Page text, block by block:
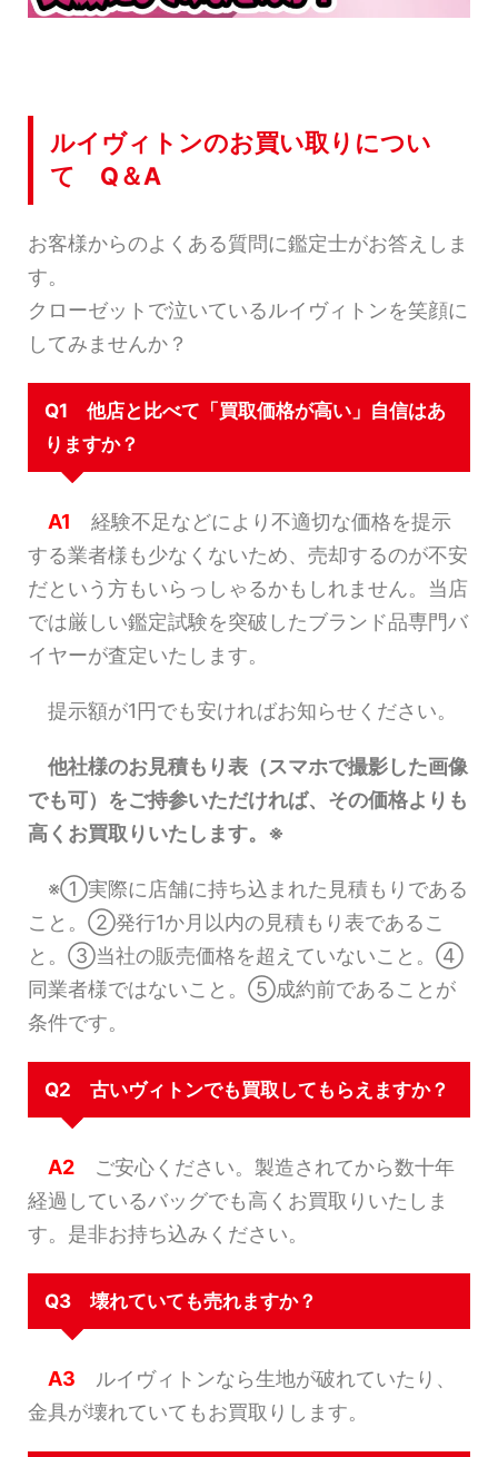
ルイヴィトンのお買い取りについ
て Q＆A
お客様からのよくある質問に鑑定士がお答えしま
す。
クローゼットで泣いているルイヴィトンを笑顔に
してみませんか？
Q1 他店と比べて「買取価格が高い」自信はあ
りますか？
A1 経験不足などにより不適切な価格を提示
する業者様も少なくないため、売却するのが不安
だという方もいらっしゃるかもしれません。当店
では厳しい鑑定試験を突破したブランド品専門バ
イヤーが査定いたします。
提示額が1円でも安ければお知らせください。
他社様のお見積もり表（スマホで撮影した画像
でも可）をご持参いただければ、その価格よりも
高くお買取りいたします。※
※①実際に店舗に持ち込まれた見積もりである
こと。②発行1か月以内の見積もり表であるこ
と。③当社の販売価格を超えていないこと。④
同業者様ではないこと。⑤成約前であることが
条件です。
Q2 古いヴィトンでも買取してもらえますか？
A2 ご安心ください。製造されてから数十年
経過しているバッグでも高くお買取りいたしま
す。是非お持ち込みください。
Q3 壊れていても売れますか？
A3 ルイヴィトンなら生地が破れていたり、
金具が壊れていてもお買取りします。